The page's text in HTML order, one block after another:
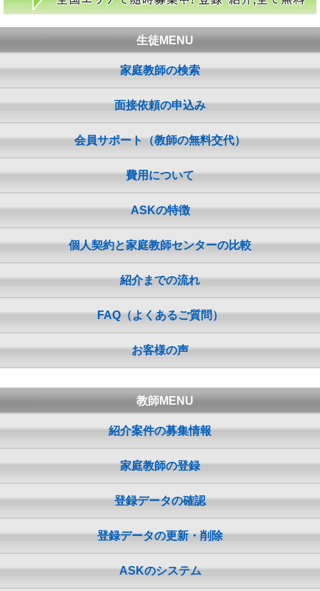
生徒MENU
家庭教師の検索
面接依頼の申込み
会員サポート（教師の無料交代）
費用について
ASKの特徴
個人契約と家庭教師センターの比較
紹介までの流れ
FAQ（よくあるご質問）
お客様の声
教師MENU
紹介案件の募集情報
家庭教師の登録
登録データの確認
登録データの更新・削除
ASKのシステム